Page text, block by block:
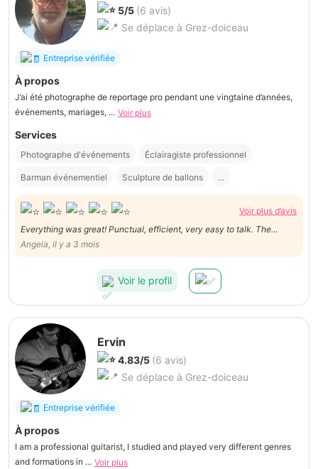
5/5 (6 avis)
Se déplace à Grez-doiceau
Entreprise vérifiée
À propos
J’ai été photographe de reportage pro pendant une vingtaine d’années,
événements, mariages, ... Voir plus
Services
Photographe d'événements Éclairagiste professionnel
Barman événementiel Sculpture de ballons ...
Voir plus d’avis
Everything was great! Punctual, efficient, very easy to talk. The
pictures are great!! Thanks a lot Amaury!!
Angela, il y a 3 mois
Voir le profil
Ervin
4.83/5 (6 avis)
Se déplace à Grez-doiceau
Entreprise vérifiée
À propos
I am a professional guitarist, I studied and played very different genres
and formations in ... Voir plus